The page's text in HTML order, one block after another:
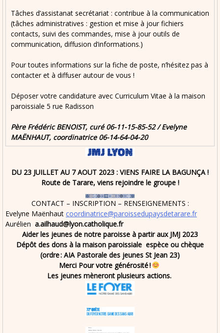
Tâches d’assistanat secrétariat : contribue à la communication
(tâches administratives : gestion et mise à jour fichiers
contacts, suivi des commandes, mise à jour outils de
communication, diffusion d’informations.)
Pour toutes informations sur la fiche de poste, n’hésitez pas à
contacter et à diffuser autour de vous !
Déposer votre candidature avec Curriculum Vitae à la maison
paroissiale 5 rue Radisson
Père Frédéric BENOIST, curé 06-11-15-85-52 / Evelyne
MAËNHAUT, coordinatrice 06-14-64-04-20
DU 23 JUILLET AU 7 AOUT 2023 : VIENS FAIRE LA BAGUNÇA !
Route de Tarare, viens rejoindre le groupe !
CONTACT – INSCRIPTION – RENSEIGNEMENTS :
Evelyne Maënhaut coordinatrice@paroissedupaysdetarare.fr
Aurélien a.ailhaud@lyon.catholique.fr
Aider les jeunes de notre paroisse à partir aux JMJ 2023
Dépôt des dons à la maison paroissiale espèce ou chèque
(ordre : AIA Pastorale des jeunes St Jean 23)
Merci Pour votre générosité !
Les jeunes mèneront plusieurs actions.